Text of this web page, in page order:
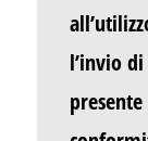
l’invio